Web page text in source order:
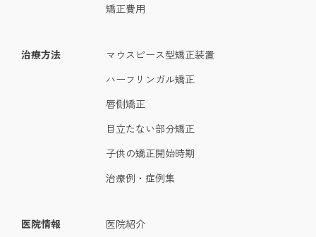
矯正費用
治療方法
マウスピース型矯正装置
ハーフリンガル矯正
唇側矯正
目立たない部分矯正
子供の矯正開始時期
治療例・症例集
医院情報 医院紹介